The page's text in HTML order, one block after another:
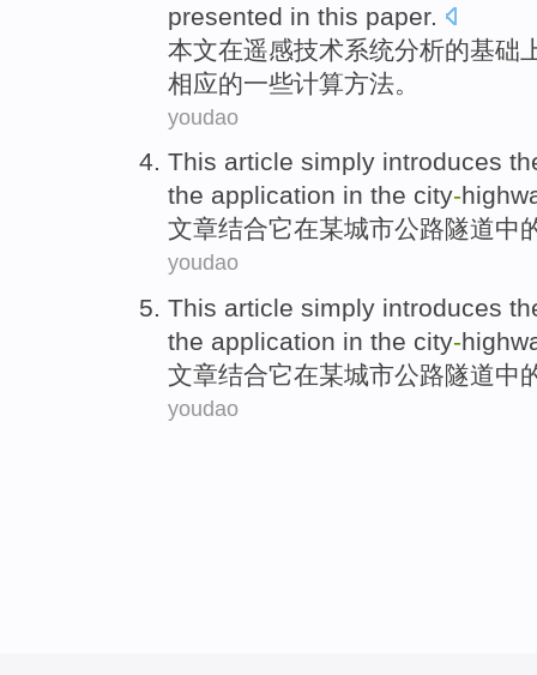
presented in this paper.
本文在遥感技术系统分析的基础
相应的一些计算方法。
youdao
This article simply introduces
the application in the city-
文章结合它在某城市公路隧道中
youdao
This article simply introduces
the application in the city-
文章结合它在某城市公路隧道中
youdao